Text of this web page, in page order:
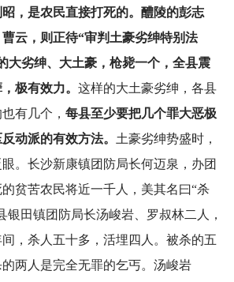
，是农民直接打死的。醴陵的彭志
云，则正待“审判土豪劣绅特别法
大劣绅、大土豪，枪毙一个，全县震
极有效力。 这样的大土豪劣绅，各县
有几个， 每县至少要把几个罪大恶极
动派的有效方法。 土豪劣绅势盛时，
。长沙新康镇团防局长何迈泉，办团
贫苦农民将近一千人，美其名曰“杀
银田镇团防局长汤峻岩、罗叔林二人，
，杀人五十多，活埋四人。被杀的五
两人是完全无罪的乞丐。汤峻岩